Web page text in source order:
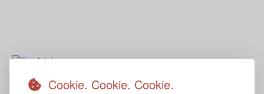
Cookie. Cookie. Cookie.